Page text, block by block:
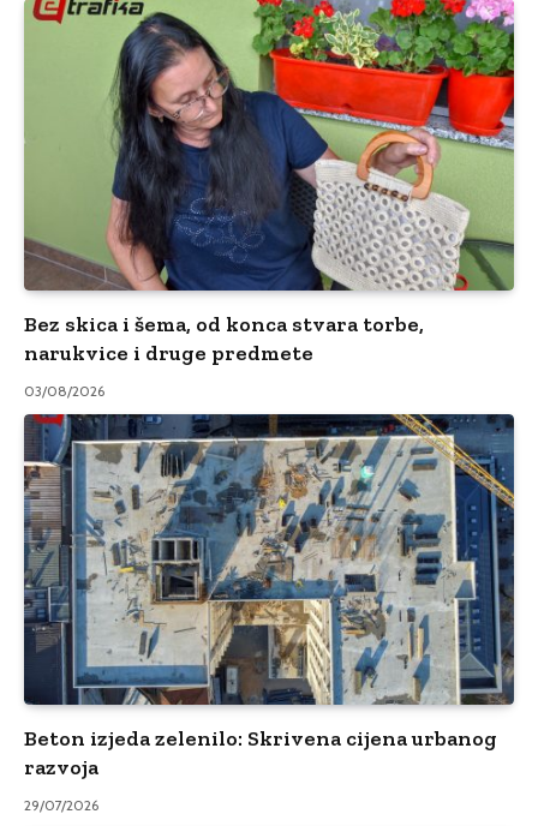
Bez skica i šema, od konca stvara torbe,
narukvice i druge predmete
03/08/2026
Beton izjeda zelenilo: Skrivena cijena urbanog
razvoja
29/07/2026